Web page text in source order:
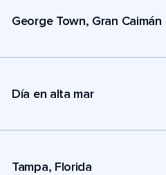
George Town, Gran Caimán
Día en alta mar
Tampa, Florida